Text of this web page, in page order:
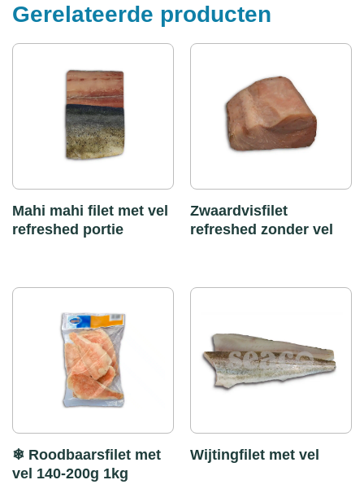
Gerelateerde producten
Mahi mahi filet met vel
refreshed portie
Zwaardvisfilet
refreshed zonder vel
❄ Roodbaarsfilet met
vel 140-200g 1kg
Wijtingfilet met vel